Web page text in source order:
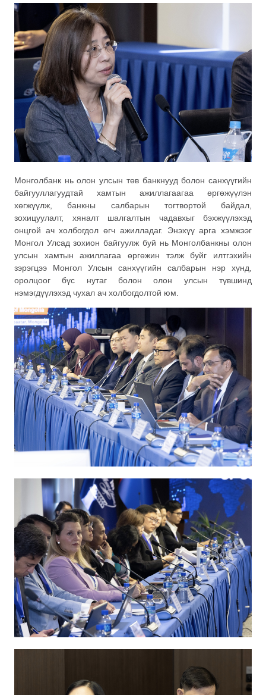
Монголбанк нь олон улсын төв банкнууд болон санхүүгийн
байгууллагуудтай хамтын ажиллагаагаа өргөжүүлэн
хөгжүүлж, банкны салбарын тогтвортой байдал,
зохицуулалт, хяналт шалгалтын чадавхыг бэхжүүлэхэд
онцгой ач холбогдол өгч ажилладаг. Энэхүү арга хэмжээг
Монгол Улсад зохион байгуулж буй нь Монголбанкны олон
улсын хамтын ажиллагаа өргөжин тэлж буйг илтгэхийн
зэрэгцээ Монгол Улсын санхүүгийн салбарын нэр хүнд,
оролцоог бүс нутаг болон олон улсын түвшинд
нэмэгдүүлэхэд чухал ач холбогдолтой юм.